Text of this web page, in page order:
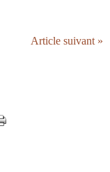
Article suivant »